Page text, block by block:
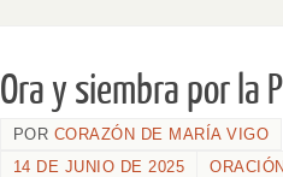
Ora y siembra por la
POR CORAZÓN DE MARÍA VIGO
14 DE JUNIO DE 2025
ORACIÓN